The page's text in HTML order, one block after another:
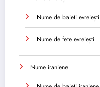
Nume de baieti evreiești
Nume de fete evreiești
Nume iraniene